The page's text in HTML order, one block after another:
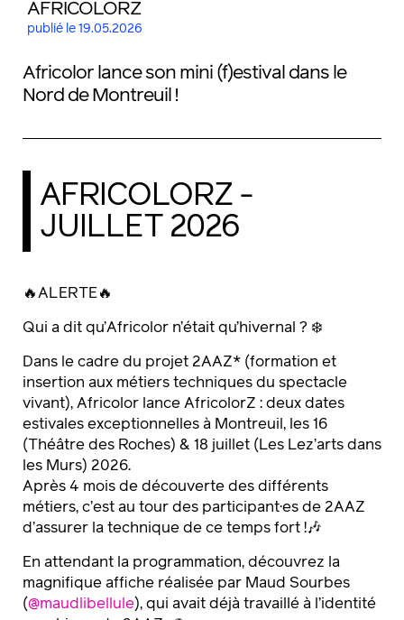
AFRICOLORZ
publié le 19.05.2026
Africolor lance son mini (f)estival dans le
Nord de Montreuil !
AFRICOLORZ -
JUILLET 2026
🔥ALERTE🔥
Qui a dit qu’Africolor n’était qu’hivernal ? ❄️
Dans le cadre du projet 2AAZ* (formation et
insertion aux métiers techniques du spectacle
vivant), Africolor lance AfricolorZ : deux dates
estivales exceptionnelles à Montreuil, les 16
(Théâtre des Roches) & 18 juillet (Les Lez’arts dans
les Murs) 2026.
Après 4 mois de découverte des différents
métiers, c’est au tour des participant·es de 2AAZ
d’assurer la technique de ce temps fort !🎶
En attendant la programmation, découvrez la
magnifique affiche réalisée par Maud Sourbes
(@maudlibellule), qui avait déjà travaillé à l’identité